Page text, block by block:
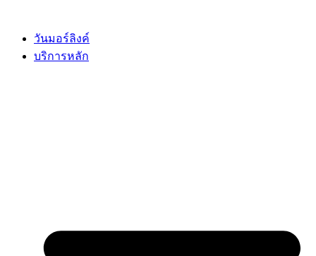
contentวันมอร์ลิงค์
บริการหลัก